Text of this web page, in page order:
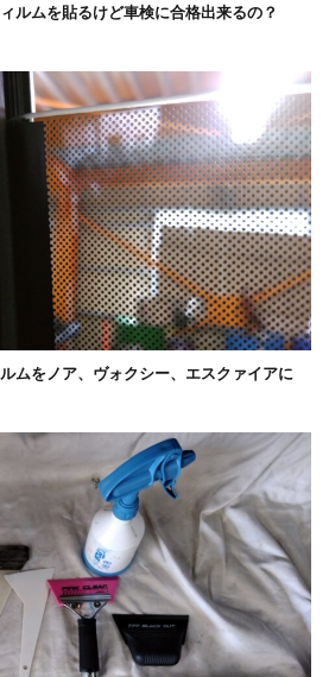
ルムを貼るけど車検に合格出来るの？
ムをノア、ヴォクシー、エスクァイアに